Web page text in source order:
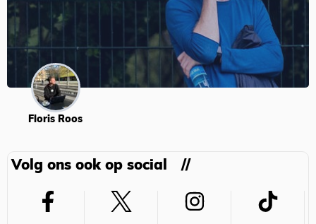
Floris Roos
Volg ons ook op social